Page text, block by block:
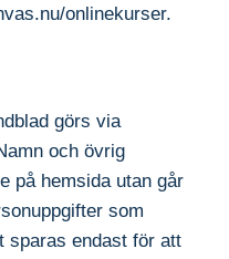
onlinekurser.
görs via
och övrig
på hemsida utan går
som
sparas endast för att